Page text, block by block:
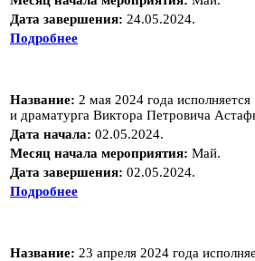
Дата завершения: 24.05.2024.
Подробнее
Название: 2 мая 2024 года
и драматурга Виктора Петровича
Дата начала: 02.05.2024.
Месяц начала мероприятия: Май.
Дата завершения: 02.05.2024.
Подробнее
Название: 23 апреля 2024 года